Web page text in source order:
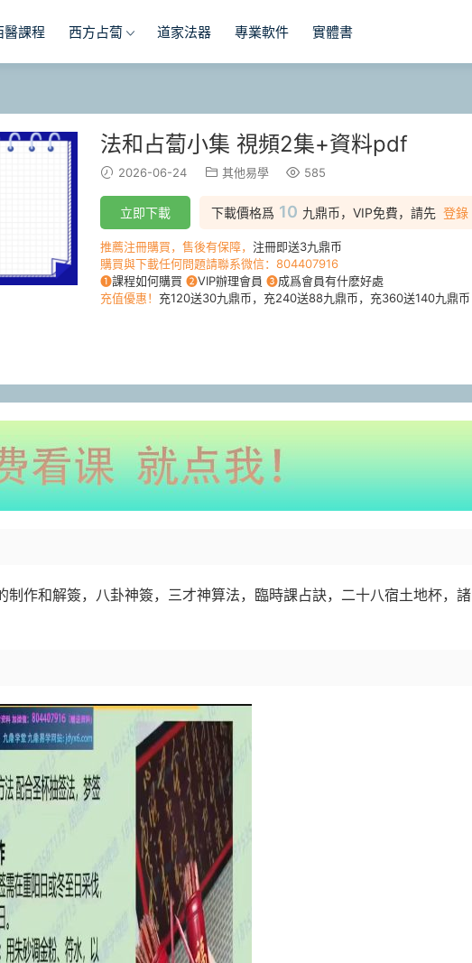
醫課程 西方占蔔 道家法器 專業軟件 實體書
法和占蔔小集 視頻2集+資料pdf
2026-06-24 其他易學 585
下載價格爲 10 九鼎币，VIP免費，請先 登錄
立即下載
推薦注冊購買，售後有保障， 注冊即送3九鼎币
購買與下載任何問題請聯系微信：804407916
❶課程如何購買 ❷VIP辦理會員 ❸成爲會員有什麽好處
充值優惠！ 充120送30九鼎币，充240送88九鼎币，充360送140九鼎币
作和解簽，八卦神簽，三才神算法，臨時課占訣，二十八宿土地杯，諸